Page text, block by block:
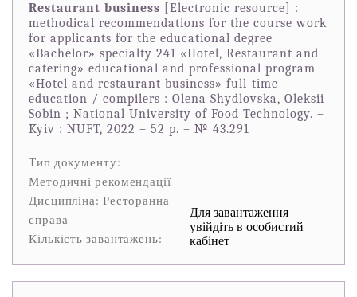
Restaurant business [Electronic resource] :
methodical recommendations for the course work
for applicants for the educational degree
«Bachelor» specialty 241 «Hotel, Restaurant and
catering» educational and professional program
«Hotel and restaurant business» full-time
education / compilers : Olena Shydlovska, Oleksii
Sobin ; National University of Food Technology. –
Kyiv : NUFT, 2022 – 52 p. – № 43.291
Тип документу:
Методичні рекомендації
Дисципліна: Ресторанна
справа
Кількість завантажень:
Для завантаження
увійдіть в особистий
кабінет